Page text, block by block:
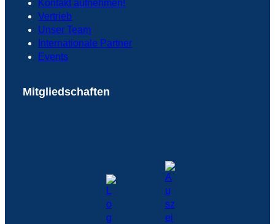
Kontakt aufnehmen!
Vertrieb
Unser Team
Internationale Partner
Events
Mitgliedschaften